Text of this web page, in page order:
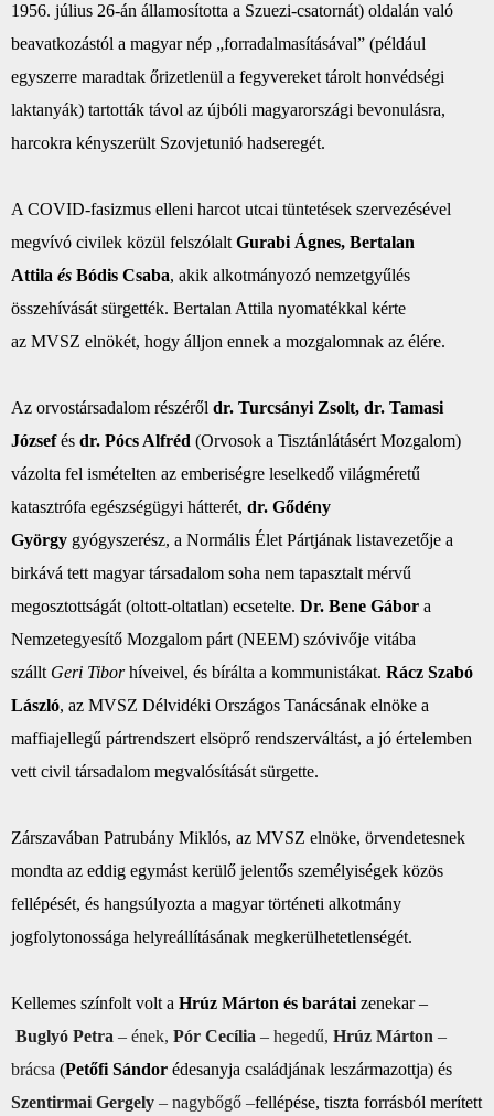
1956. július 26-án államosította a Szuezi-csatornát) oldalán való
beavatkozástól a magyar nép „forradalmasításával” (például
egyszerre maradtak őrizetlenül a fegyvereket tárolt honvédségi
laktanyák) tartották távol az újbóli magyarországi bevonulásra,
harcokra kényszerült Szovjetunió hadseregét.
A COVID-fasizmus elleni harcot utcai tüntetések szervezésével
megvívó civilek közül felszólalt Gurabi Ágnes, Bertalan
Attila és Bódis Csaba, akik alkotmányozó nemzetgyűlés
összehívását sürgették. Bertalan Attila nyomatékkal kérte
az MVSZ elnökét, hogy álljon ennek a mozgalomnak az élére.
Az orvostársadalom részéről dr. Turcsányi Zsolt, dr. Tamasi
Józsefés dr. Pócs Alfréd (Orvosok a Tisztánlátásért Mozgalom)
vázolta fel ismételten az emberiségre leselkedő világméretű
katasztrófa egészségügyi hátterét, dr. Gődény
György gyógyszerész, a Normális Élet Pártjának listavezetője a
birkává tett magyar társadalom soha nem tapasztalt mérvű
megosztottságát (oltott-oltatlan) ecsetelte. Dr. Bene Gábor a
Nemzetegyesítő Mozgalom párt (NEEM) szóvivője vitába
szállt Geri Tiborhíveivel, és bírálta a kommunistákat. Rácz Szabó
László, az MVSZ Délvidéki Országos Tanácsának elnöke a
maffiajellegű pártrendszert elsöprő rendszerváltást, a jó értelemben
vett civil társadalom megvalósítását sürgette.
Zárszavában Patrubány Miklós, az MVSZ elnöke, örvendetesnek
mondta az eddig egymást kerülő jelentős személyiségek közös
fellépését, és hangsúlyozta a magyar történeti alkotmány
jogfolytonossága helyreállításának megkerülhetetlenségét.
Kellemes színfolt volt a Hrúz Márton és barátai zenekar –
Buglyó Petra – ének, Pór Cecília – hegedű, Hrúz Márton –
brácsa (Petőfi Sándor édesanyja családjának leszármazottja) és
Szentirmai Gergely – nagybőgő –fellépése, tiszta forrásból merített